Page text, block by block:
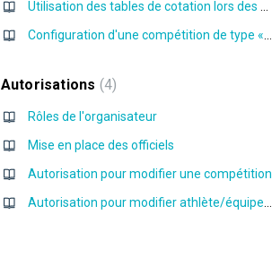
Autorisations 4
Rôles de l'organisateur
Mise en place des officiels
Autorisation pour modifier une compétition